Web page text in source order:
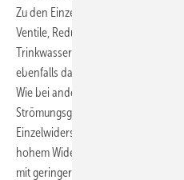
Zu den Einzelwiderständen zählt
Ventile, Reduktionen und was
Trinkwassersystem. Diesen
ebenfalls das Wasser ausbremsen,
Wie bei anderen
Strömungsgeschwindigkeit
Einzelwiderstandes. Oft hat man die
hohem Widerstand einzubauen
mit geringerem Widerstand.